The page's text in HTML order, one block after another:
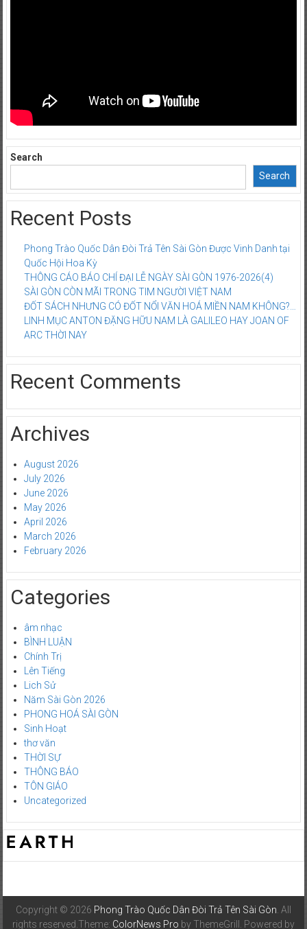
Search
Search
Recent Posts
Phong Trào Quốc Dân Đòi Trả Tên Sài Gòn Được Vinh Danh tại
Quốc Hội Hoa Kỳ
THÔNG CÁO BÁO CHÍ ĐẠI LỄ NGÀY SÀI GÒN 1976-2026(4)
SÀI GÒN CÒN MÃI TRONG TIM NGƯỜI VIỆT NAM
ĐỐT SÁCH NHƯNG CÓ ĐỐT NỔI VĂN HOÁ MIỀN NAM KHÔNG?…
LINH MỤC ANTON ĐẶNG HỮU NAM LÀ GALILEO HAY JOAN OF
ARC THỜI NAY
Recent Comments
Archives
August 2026
July 2026
June 2026
May 2026
April 2026
March 2026
February 2026
Categories
âm nhạc
BÌNH LUẬN
Chính Trị
Lên Tiếng
Lich Sử
Năm Sài Gòn 2026
PHONG HOÁ SÀI GÒN
Sinh Hoạt
thơ văn
THỜI SỰ
THÔNG BÁO
TÔN GIÁO
Uncategorized
Copyright © 2026 Phong Trào Quốc Dân Đòi Trả Tên Sài Gòn. All
rights reserved.Theme: ColorNews Pro by ThemeGrill. Powered by